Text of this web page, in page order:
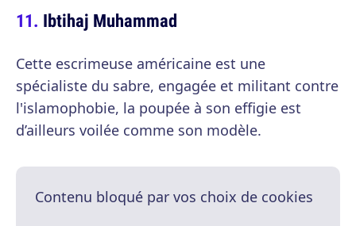
Ibtihaj Muhammad
Cette escrimeuse américaine est une
spécialiste du sabre, engagée et militant contre
l'islamophobie, la poupée à son effigie est
d’ailleurs voilée comme son modèle.
Contenu bloqué par vos choix de cookies